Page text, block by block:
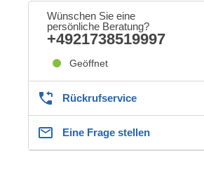
Wünschen Sie eine
persönliche Beratung?
+4921738519997
Geöffnet
Rückrufservice
Eine Frage stellen